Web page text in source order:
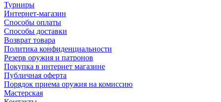
Турниры
Интернет-магазин
Способы оплаты
Способы доставки
Возврат товара
Политика конфиденциальности
Резерв оружия и патронов
Покупка в интернет магазине
Публичная оферта
Порядок приема оружия на комиссию
Мастерская